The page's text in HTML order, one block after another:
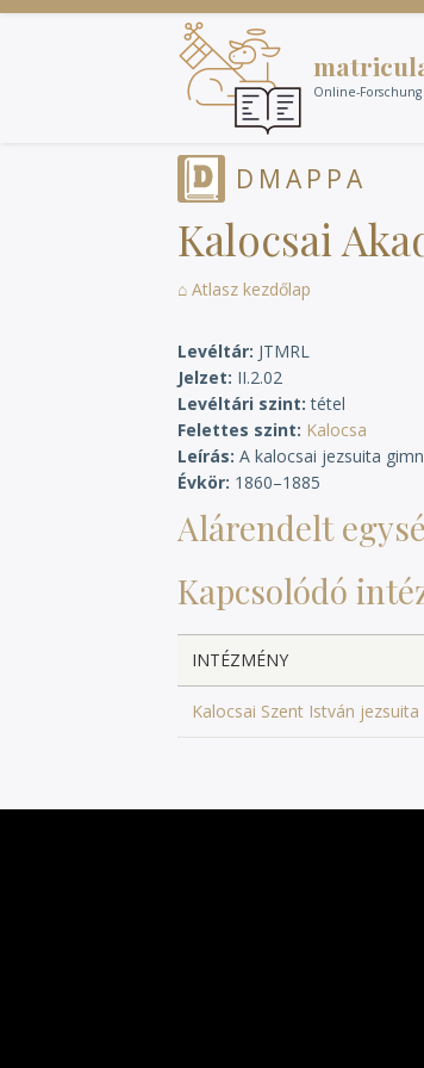
Direkt
Online-
DMAPPA
Kalocsai
⌂ Atlasz kezdőlap
Levéltár JTMRL
Jelzet II.2.02
Levéltári szint tétel
Felettes szint Kalocsa
Leírás A kalocsai jezsuita
Évkör 1860–1885
Alárendelt
Kapcsolódó
INTÉZMÉNY
Kalocsai Szent István